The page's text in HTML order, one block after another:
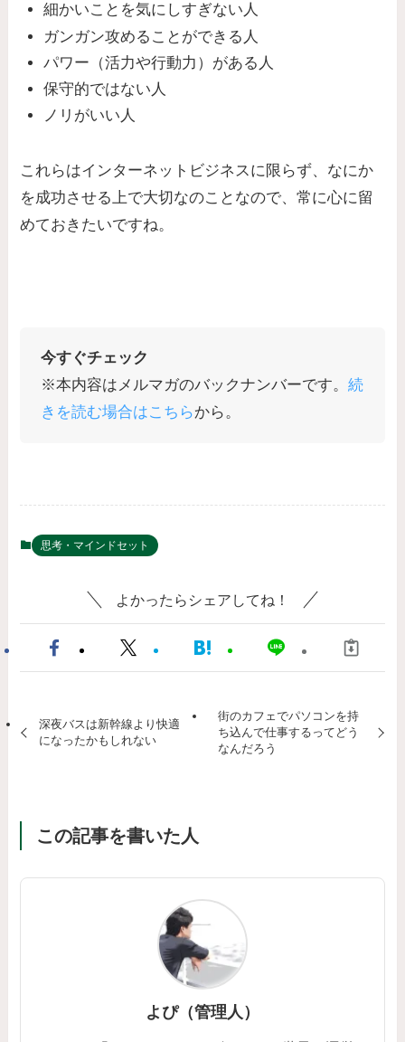
細かいことを気にしすぎない人
ガンガン攻めることができる人
パワー（活力や行動力）がある人
保守的ではない人
ノリがいい人
これらはインターネットビジネスに限らず、なにか
を成功させる上で大切なのことなので、常に心に留
めておきたいですね。
今すぐチェック
※本内容はメルマガのバックナンバーです。 続
きを読む場合はこちらから。
思考・マインドセット
よかったらシェアしてね！
深夜バスは新幹線より快適
になったかもしれない
街のカフェでパソコンを持
ち込んで仕事するってどう
なんだろう
この記事を書いた人
よぴ（管理人）